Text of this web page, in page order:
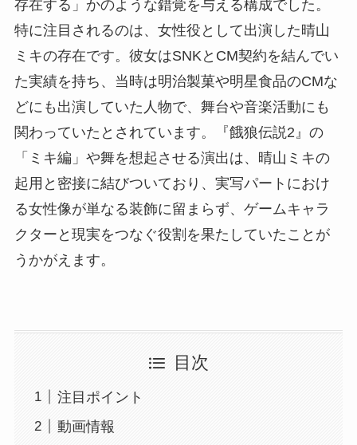
存在する」かのような錯覚を与える構成でした。
特に注目されるのは、女性役として出演した晴山
ミキの存在です。彼女はSNKとCM契約を結んでい
た実績を持ち、当時は明治製菓や明星食品のCMな
どにも出演していた人物で、舞台や音楽活動にも
関わっていたとされています。『餓狼伝説2』の
「ミキ編」や舞を想起させる演出は、晴山ミキの
起用と密接に結びついており、実写パートにおけ
る女性像が単なる装飾に留まらず、ゲームキャラ
クターと現実をつなぐ役割を果たしていたことが
うかがえます。
目次
注目ポイント
動画情報